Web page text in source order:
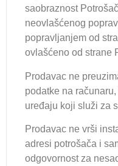
saobraznost
neovlašćenog
popravljanjem od
ovlašćeno od strane
Prodavac ne
podatke na
uređaju koji služi za
Prodavac ne vrši
adresi potrošača i
odgovornost za